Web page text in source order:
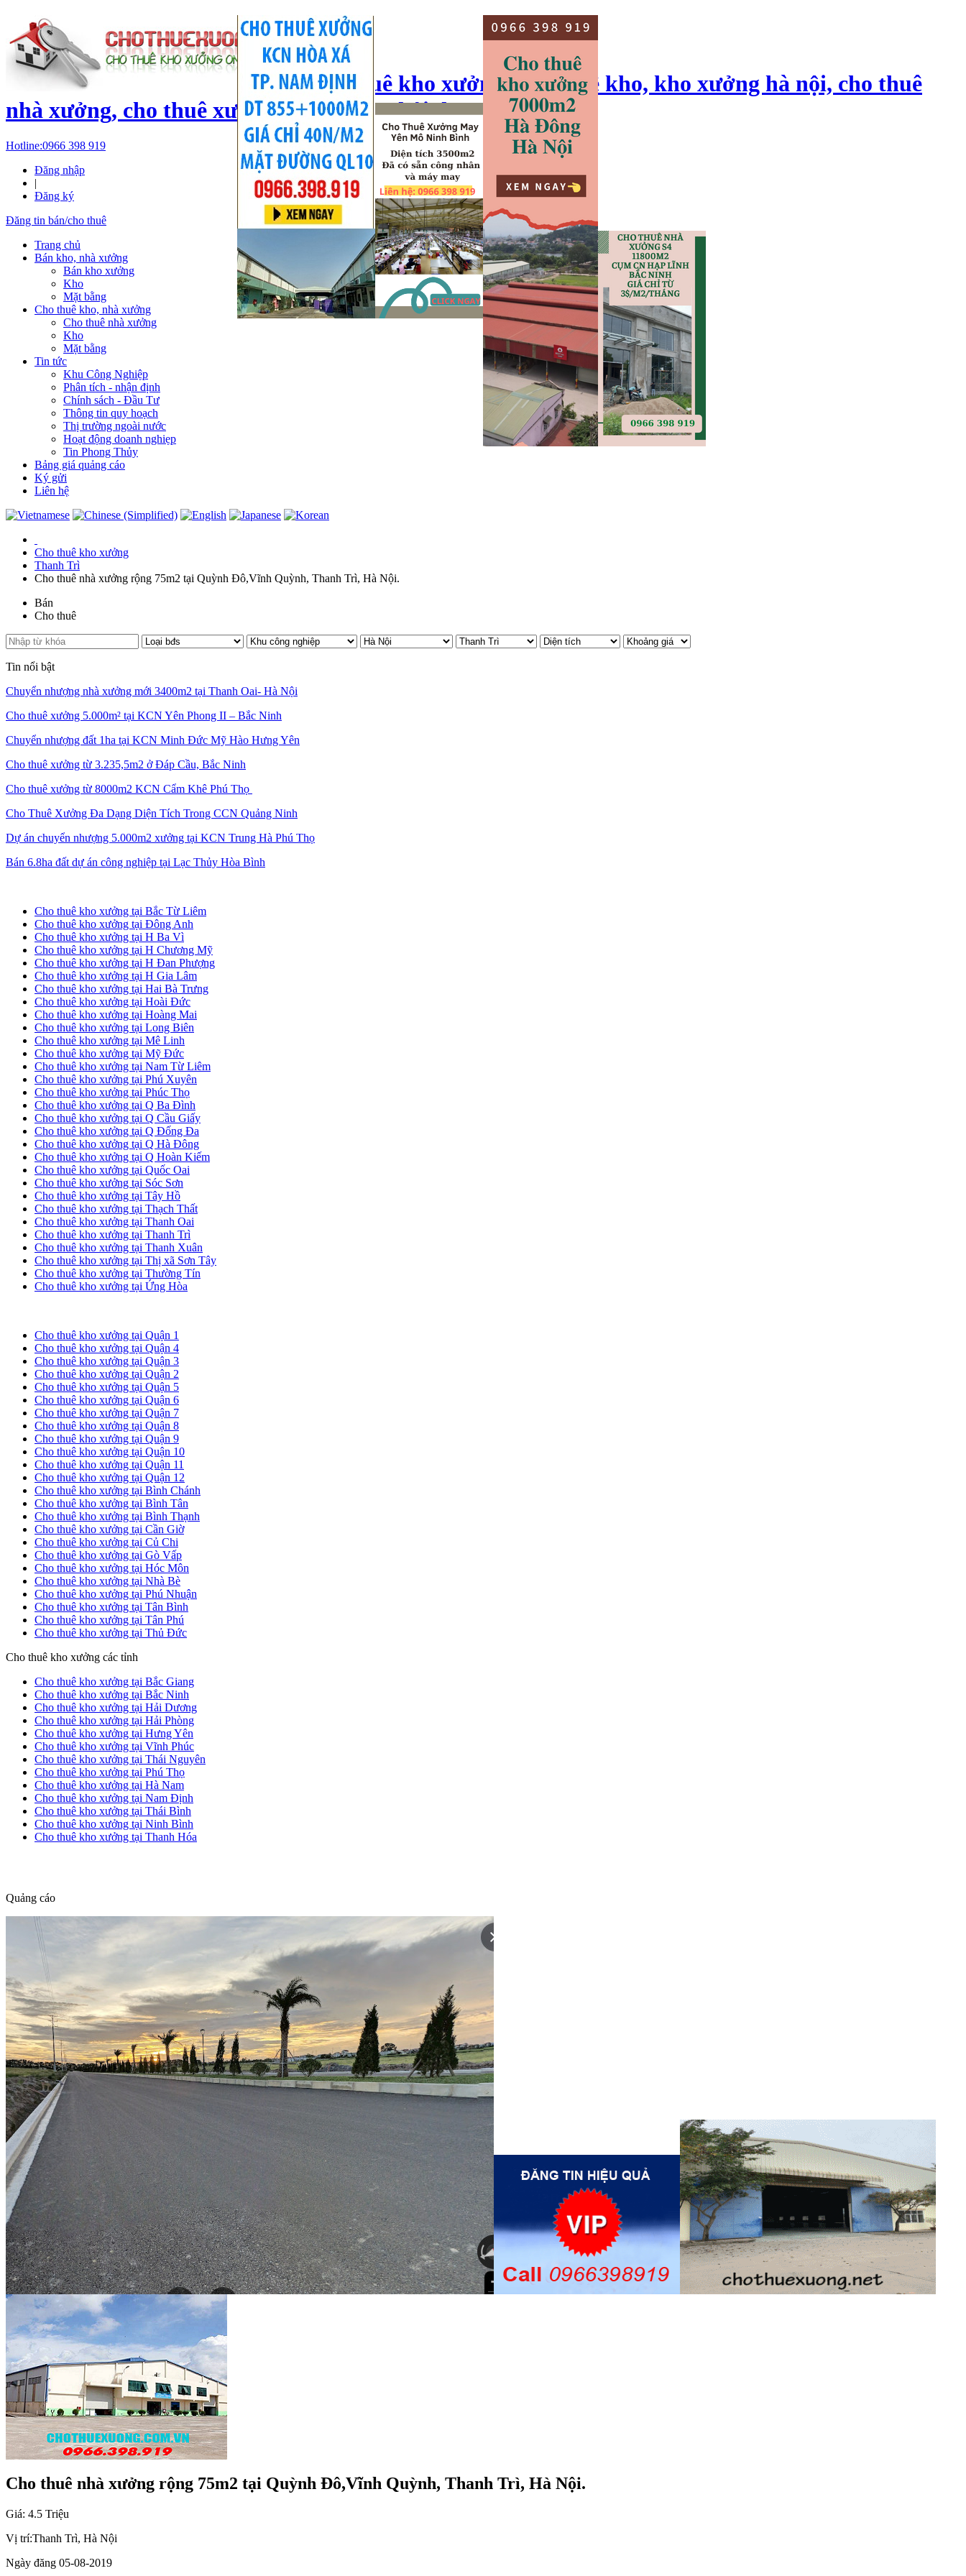
cho thuê kho xưởng, cho thuê kho, kho xưởng hà nội, cho thuê
nhà xưởng, cho thuê xưởng, kho xưởng hải dương
Hotline:0966 398 919
Đăng nhập
|
Đăng ký
Đăng tin bán/cho thuê
Trang chủ
Bán kho, nhà xưởng
Bán kho xưởng
Kho
Mặt bằng
Cho thuê kho, nhà xưởng
Cho thuê nhà xưởng
Kho
Mặt bằng
Tin tức
Khu Công Nghiệp
Phân tích - nhận định
Chính sách - Đầu Tư
Thông tin quy hoạch
Thị trường ngoài nước
Hoạt động doanh nghiẹp
Tin Phong Thủy
Bảng giá quảng cáo
Ký gửi
Liên hệ
Cho thuê kho xưởng
Thanh Trì
Cho thuê nhà xưởng rộng 75m2 tại Quỳnh Đô,Vĩnh Quỳnh, Thanh Trì, Hà Nội.
Bán
Cho thuê
Tin nổi bật
Chuyển nhượng nhà xưởng mới 3400m2 tại Thanh Oai- Hà Nội
Cho thuê xưởng 5.000m² tại KCN Yên Phong II – Bắc Ninh
Chuyển nhượng đất 1ha tại KCN Minh Đức Mỹ Hào Hưng Yên
Cho thuê xưởng từ 3.235,5m2 ở Đáp Cầu, Bắc Ninh
Cho thuê xưởng từ 8000m2 KCN Cẩm Khê Phú Thọ
Cho Thuê Xưởng Đa Dạng Diện Tích Trong CCN Quảng Ninh
Dự án chuyển nhượng 5.000m2 xưởng tại KCN Trung Hà Phú Thọ
Bán 6.8ha đất dự án công nghiệp tại Lạc Thủy Hòa Bình
Cho thuê kho xưởng tại Bắc Từ Liêm
Cho thuê kho xưởng tại Đông Anh
Cho thuê kho xưởng tại H Ba Vì
Cho thuê kho xưởng tại H Chương Mỹ
Cho thuê kho xưởng tại H Đan Phượng
Cho thuê kho xưởng tại H Gia Lâm
Cho thuê kho xưởng tại Hai Bà Trưng
Cho thuê kho xưởng tại Hoài Đức
Cho thuê kho xưởng tại Hoàng Mai
Cho thuê kho xưởng tại Long Biên
Cho thuê kho xưởng tại Mê Linh
Cho thuê kho xưởng tại Mỹ Đức
Cho thuê kho xưởng tại Nam Từ Liêm
Cho thuê kho xưởng tại Phú Xuyên
Cho thuê kho xưởng tại Phúc Thọ
Cho thuê kho xưởng tại Q Ba Đình
Cho thuê kho xưởng tại Q Cầu Giấy
Cho thuê kho xưởng tại Q Đống Đa
Cho thuê kho xưởng tại Q Hà Đông
Cho thuê kho xưởng tại Q Hoàn Kiếm
Cho thuê kho xưởng tại Quốc Oai
Cho thuê kho xưởng tại Sóc Sơn
Cho thuê kho xưởng tại Tây Hồ
Cho thuê kho xưởng tại Thạch Thất
Cho thuê kho xưởng tại Thanh Oai
Cho thuê kho xưởng tại Thanh Trì
Cho thuê kho xưởng tại Thanh Xuân
Cho thuê kho xưởng tại Thị xã Sơn Tây
Cho thuê kho xưởng tại Thường Tín
Cho thuê kho xưởng tại Ứng Hòa
Cho thuê kho xưởng tại Quận 1
Cho thuê kho xưởng tại Quận 4
Cho thuê kho xưởng tại Quận 3
Cho thuê kho xưởng tại Quận 2
Cho thuê kho xưởng tại Quận 5
Cho thuê kho xưởng tại Quận 6
Cho thuê kho xưởng tại Quận 7
Cho thuê kho xưởng tại Quận 8
Cho thuê kho xưởng tại Quận 9
Cho thuê kho xưởng tại Quận 10
Cho thuê kho xưởng tại Quận 11
Cho thuê kho xưởng tại Quận 12
Cho thuê kho xưởng tại Bình Chánh
Cho thuê kho xưởng tại Bình Tân
Cho thuê kho xưởng tại Bình Thạnh
Cho thuê kho xưởng tại Cần Giờ
Cho thuê kho xưởng tại Củ Chi
Cho thuê kho xưởng tại Gò Vấp
Cho thuê kho xưởng tại Hóc Môn
Cho thuê kho xưởng tại Nhà Bè
Cho thuê kho xưởng tại Phú Nhuận
Cho thuê kho xưởng tại Tân Bình
Cho thuê kho xưởng tại Tân Phú
Cho thuê kho xưởng tại Thủ Đức
Cho thuê kho xưởng các tỉnh
Cho thuê kho xưởng tại Bắc Giang
Cho thuê kho xưởng tại Bắc Ninh
Cho thuê kho xưởng tại Hải Dương
Cho thuê kho xưởng tại Hải Phòng
Cho thuê kho xưởng tại Hưng Yên
Cho thuê kho xưởng tại Vĩnh Phúc
Cho thuê kho xưởng tại Thái Nguyên
Cho thuê kho xưởng tại Phú Thọ
Cho thuê kho xưởng tại Hà Nam
Cho thuê kho xưởng tại Nam Định
Cho thuê kho xưởng tại Thái Bình
Cho thuê kho xưởng tại Ninh Bình
Cho thuê kho xưởng tại Thanh Hóa
Quảng cáo
Cho thuê nhà xưởng rộng 75m2 tại Quỳnh Đô,Vĩnh Quỳnh, Thanh Trì, Hà Nội.
Giá: 4.5 Triệu
Vị trí:Thanh Trì, Hà Nội
Ngày đăng 05-08-2019